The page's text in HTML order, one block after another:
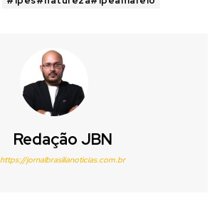
Redação JBN
https://jornalbrasilianoticias.com.br